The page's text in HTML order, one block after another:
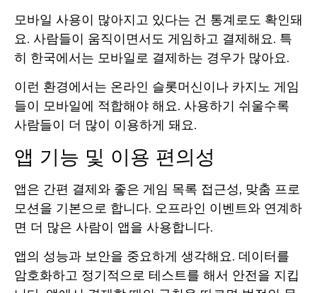
모바일 사용이 많아지고 있다는 건 통계로도 확인돼
요. 사람들이 움직이면서도 게임하고 결제해요. 특
히 한국에서는 모바일로 결제하는 경우가 많아요.
이런 환경에서는 온라인 슬롯머신이나 카지노 게임
들이 모바일에 적합해야 해요. 사용하기 쉬울수록
사람들이 더 많이 이용하게 돼요.
앱 기능 및 이용 편의성
앱은 간편 결제와 좋은 게임 목록 접근성, 맞춤 프로
모션을 기본으로 합니다. 오프라인 이벤트와 연계하
면 더 많은 사람이 앱을 사용합니다.
앱의 성능과 보안을 중요하게 생각해요. 데이터를
암호화하고 정기적으로 테스트를 해서 안전을 지킵